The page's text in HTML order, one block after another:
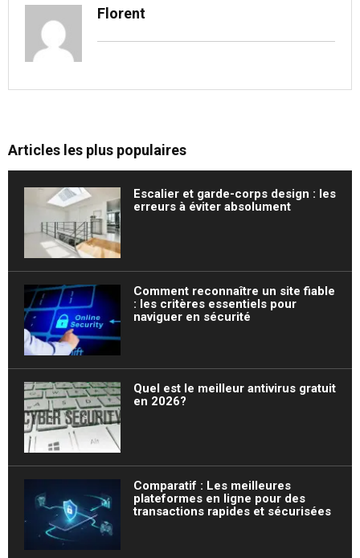
Florent
Articles les plus populaires
Escalier et garde-corps design : les
erreurs à éviter absolument
Comment reconnaître un site fiable
: les critères essentiels pour
naviguer en sécurité
Quel est le meilleur antivirus gratuit
en 2026?
Comparatif : Les meilleures
plateformes en ligne pour des
transactions rapides et sécurisées